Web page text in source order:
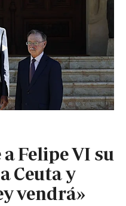
Felipe VI su
Ceuta y
vendrá»